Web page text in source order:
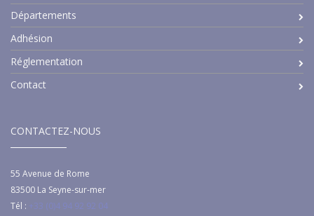
Départements
Adhésion
Réglementation
Contact
CONTACTEZ-NOUS
55 Avenue de Rome
83500 La Seyne-sur-mer
Tél : +33 (0)4 94 92 92 04